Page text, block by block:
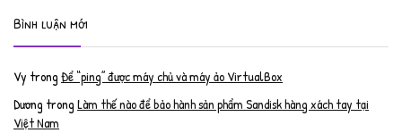
Bình luận mới
Vy trongĐể “ping” được máy chủ và máy ảo VirtualBox
Dương trongLàm thế nào để bảo hành sản phẩm Sandisk hàng xách tay tại
Việt Nam